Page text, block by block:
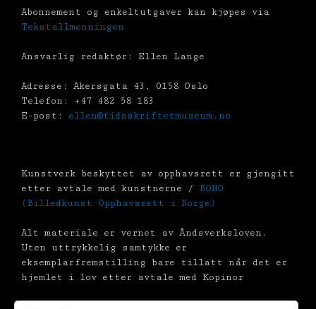
Abonnement og enkeltutgaver kan kjøpes via
Tekstallmenningen
Ansvarlig redaktør: Ellen Lange
Adresse: Akersgata 43, 0158 Oslo
Telefon: +47 482 58 183
E-post: ellen@tidsskriftetmuseum.no
Kunstverk beskyttet av opphavsrett er gjengitt
etter avtale med kunstnerne / BONO
(Billedkunst Opphavsrett i Norge)
Alt materiale er vernet av Åndsverksloven.
Uten uttrykkelig samtykke er
eksemplarfremstilling bare tillatt når det er
hjemlet i lov etter avtale med Kopinor